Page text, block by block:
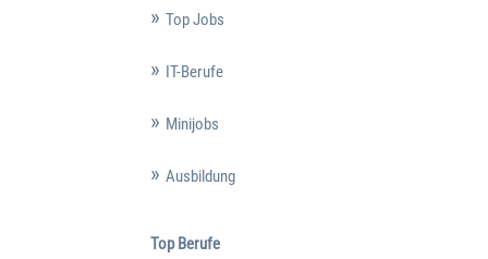
Top Jobs
IT-Berufe
Minijobs
Ausbildung
Top Berufe